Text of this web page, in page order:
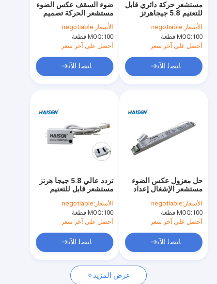
مراقبة الجودة
اتصل بنا
اطلب اقتباس
مستشعر الحركة BLE
مستشعر الحركة PIR
مستشعر الحركة ON OFF
سائق الطوارئ LED نسخة UL
مستشعر UL
مستشعر حركة دالي
ضوء السقف عكس الضوء
مستشعر الحركة تصميم
تيار متردد
الأسعار:negotiable
MOQ:100 قطعة
أحصل على آخر سعر
ﺎﺘﺼﻟ ﺍﻶﻧ
مستشعر حركة دائري قابل
للتعتيم 5.8 جيجاهرتز
مصباح لوحة مناسب مزود
بحركة الميكروويف
الأسعار:negotiable
MOQ:100 قطعة
أحصل على آخر سعر
ﺎﺘﺼﻟ ﺍﻶﻧ
تردد عالي 5.8 جيجا هرتز
مستشعر قابل للتعتيم
ضمان
الأسعار:negotiable
MOQ:100 قطعة
أحصل على آخر سعر
ﺎﺘﺼﻟ ﺍﻶﻧ
حل معزول عكس الضوء
مستشعر الإشغال إعداد
البيانات
الأسعار:negotiable
MOQ:100 قطعة
أحصل على آخر سعر
ﺎﺘﺼﻟ ﺍﻶﻧ
عرض المزيد